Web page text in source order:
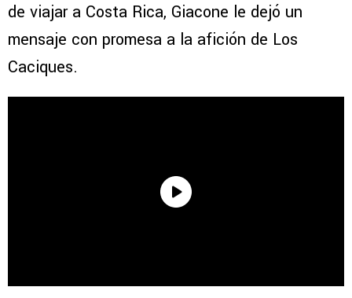
de viajar a Costa Rica, Giacone le dejó un
mensaje con promesa a la afición de Los
Caciques.